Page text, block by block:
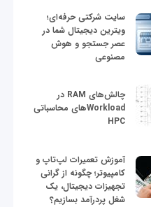
سایت شرکتی حرفه‌ای؛
ویترین دیجیتال شما در
عصر جستجو و هوش
مصنوعی
چالش‌های RAM در
Workloadهای محاسباتی
HPC
آموزش تعمیرات لپ‌تاپ و
کامپیوتر؛ چگونه از گرانی
تجهیزات دیجیتال، یک
شغل پردرآمد بسازیم؟